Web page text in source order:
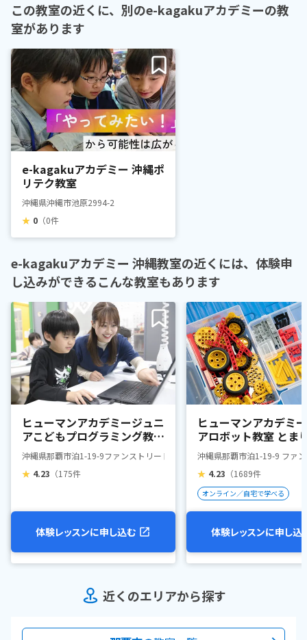
この教室の近くに、別のe-kagakuアカデミーの教
室があります
e-kagakuアカデミー 沖縄ポ
リテク教室
沖縄県沖縄市池原2994-2
★ 0 （0件
e-kagakuアカデミー 沖縄教室の近くには、体験申
し込みができるこんな教室もあります
ヒューマンアカデミージュニ
アこどもプログラミング教室
とまり
沖縄県那覇市泊1-19-9ファンストリートとまり1F
★ 4.23 （175件
体験レッスンに申し込む
ヒューマンアカデミ
アロボット教室 とま
沖縄県那覇市泊1-19-9 ファ
★ 4.23 （1689件
オンライン／自宅で学べる
体験レッスンに申し込
近くのエリアから探す